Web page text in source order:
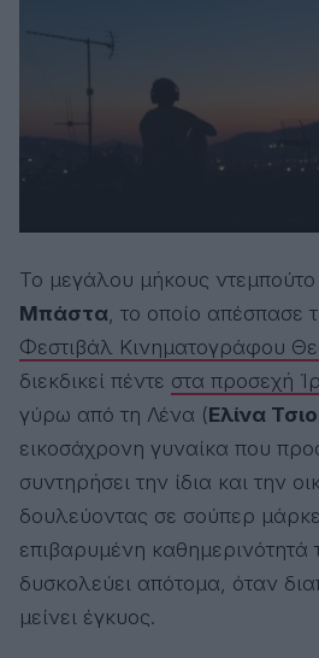
Το μεγάλου μήκους ντεμπούτο
Μπάστα, το οποίο απέσπασε
Φεστιβάλ Κινηματογράφου
διεκδικεί πέντε στα προσεχή
γύρω από τη Λένα (Ελίνα
εικοσάχρονη γυναίκα που
συντηρήσει την ίδια και την
δουλεύοντας σε σούπερ
επιβαρυμένη καθημερινότητά
δυσκολεύει απότομα, όταν
μείνει έγκυος.